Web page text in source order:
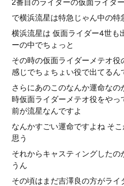
2番目のライダーの仮面ライダ
で横浜流星は特急じゃん中の
横浜流星は 仮面ライダー4世も
ーの中でちょっと
その時の仮面ライダーメテオ
感じでちょちょい役で出てるん
さらにあのこのなんか運命な
時仮面ライダーメテオ役をやっ
前が流星なんですよ
なんかすごい運命ですよね そ
思う
それからキャスティングした
うん
その頃はまだ吉澤良の方がライ